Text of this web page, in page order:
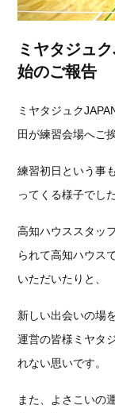
ミヤタジュ
始のご報告
ミヤタジュク
田が練習会場へご
練習初日という事
ってくる様子でした
高知ハウススタッ
られて高知ハウス
いただいたりと、
新しい出会いの場
運営の皆様ミヤタ
れない思いです。
また、よさこいの